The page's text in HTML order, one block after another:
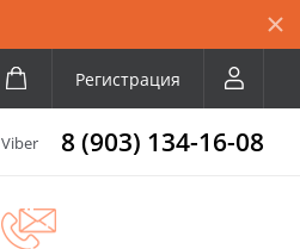
Регистрация
Viber 8 (903) 134-16-08